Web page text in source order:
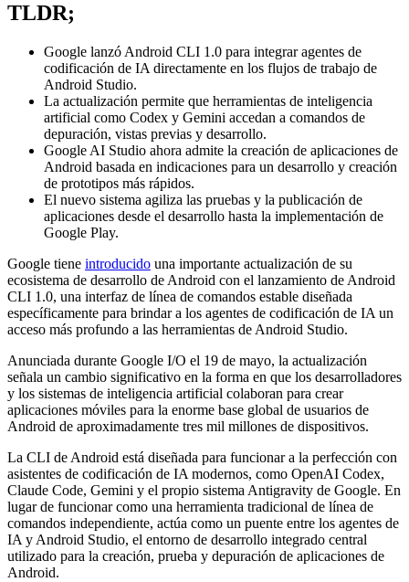
TLDR;
Google lanzó Android CLI 1.0 para integrar agentes de
codificación de IA directamente en los flujos de trabajo de
Android Studio.
La actualización permite que herramientas de inteligencia
artificial como Codex y Gemini accedan a comandos de
depuración, vistas previas y desarrollo.
Google AI Studio ahora admite la creación de aplicaciones de
Android basada en indicaciones para un desarrollo y creación
de prototipos más rápidos.
El nuevo sistema agiliza las pruebas y la publicación de
aplicaciones desde el desarrollo hasta la implementación de
Google Play.
Google tiene introducido una importante actualización de su
ecosistema de desarrollo de Android con el lanzamiento de Android
CLI 1.0, una interfaz de línea de comandos estable diseñada
específicamente para brindar a los agentes de codificación de IA un
acceso más profundo a las herramientas de Android Studio.
Anunciada durante Google I/O el 19 de mayo, la actualización
señala un cambio significativo en la forma en que los desarrolladores
y los sistemas de inteligencia artificial colaboran para crear
aplicaciones móviles para la enorme base global de usuarios de
Android de aproximadamente tres mil millones de dispositivos.
La CLI de Android está diseñada para funcionar a la perfección con
asistentes de codificación de IA modernos, como OpenAI Codex,
Claude Code, Gemini y el propio sistema Antigravity de Google. En
lugar de funcionar como una herramienta tradicional de línea de
comandos independiente, actúa como un puente entre los agentes de
IA y Android Studio, el entorno de desarrollo integrado central
utilizado para la creación, prueba y depuración de aplicaciones de
Android.